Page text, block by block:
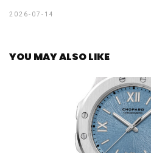
2026-07-14
YOU MAY ALSO LIKE